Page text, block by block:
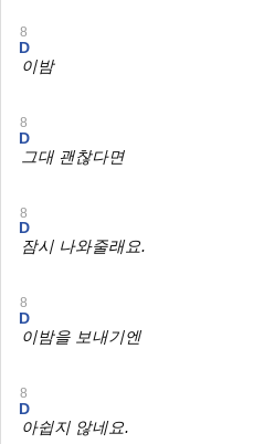
D
8
이밤
D
8
그대 괜찮다면
D
8
잠시 나와줄래요.
D
8
이밤을 보내기엔
D
8
아쉽지 않네요.